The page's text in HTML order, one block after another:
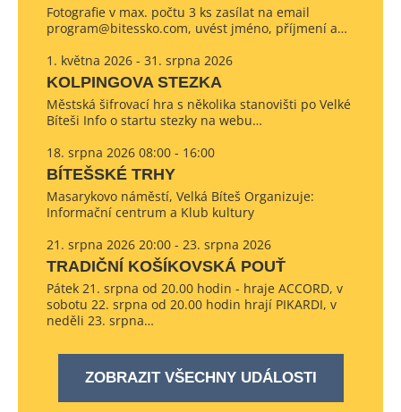
Fotografie v max. počtu 3 ks zasílat na email
program@bitessko.com, uvést jméno, příjmení a…
1. května 2026 - 31. srpna 2026
KOLPINGOVA STEZKA
Městská šifrovací hra s několika stanovišti po Velké
Bíteši Info o startu stezky na webu…
18. srpna 2026 08:00 - 16:00
BÍTEŠSKÉ TRHY
Masarykovo náměstí, Velká Bíteš Organizuje:
Informační centrum a Klub kultury
21. srpna 2026 20:00 - 23. srpna 2026
TRADIČNÍ KOŠÍKOVSKÁ POUŤ
Pátek 21. srpna od 20.00 hodin - hraje ACCORD, v
sobotu 22. srpna od 20.00 hodin hrají PIKARDI, v
neděli 23. srpna…
ZOBRAZIT VŠECHNY UDÁLOSTI